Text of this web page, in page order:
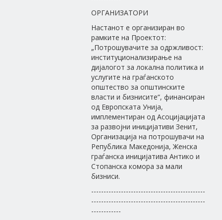
ОРГАНИЗАТОРИ
Настанот е организиран во
рамките на Проектот:
„Потрошувачите за одржливост:
институционализирање на
дијалогот за локална политика и
услугите на граѓанското
општество за општинските
власти и бизнисите“, финансиран
од Европската Унија,
имплементиран од Асоцијацијата
за развојни иницијативи Зенит,
Организација на потрошувачи на
Република Македонија, Женска
граѓанска иницијатива Антико и
Стопанска комора за мали
бизниси.
----------------------------------------------
----------------------------------------------
------------